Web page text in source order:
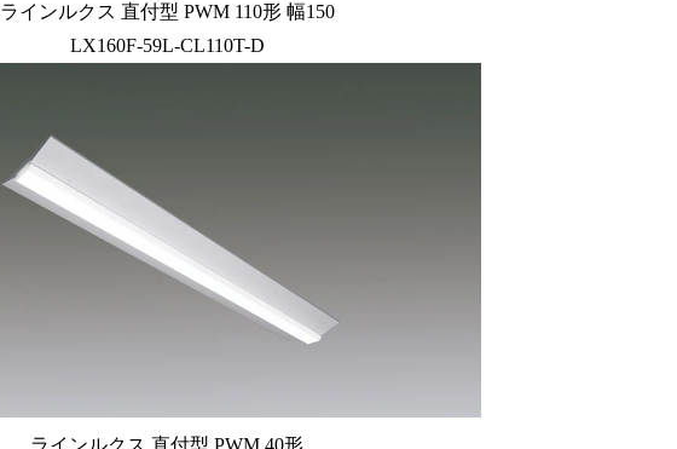
ラインルクス 直付型 PWM 110形 幅150
LX160F-59L-CL110T-D
ラインルクス 直付型 PWM 40形